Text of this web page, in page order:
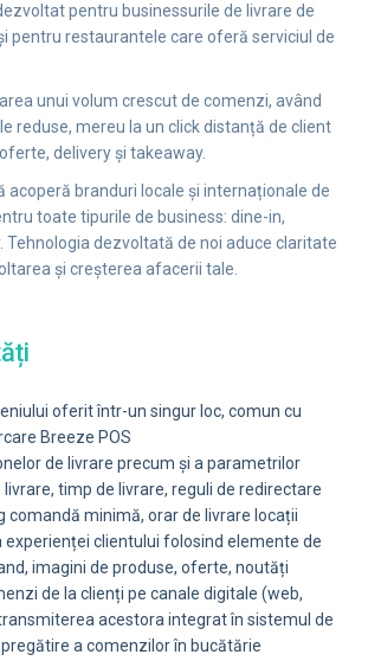
pentru businessurile de livrare de
pentru restaurantele care oferă serviciul de
unui volum crescut de comenzi, având
reduse, mereu la un click distanță de client
delivery și takeaway.
acoperă branduri locale și internaționale de
toate tipurile de business: dine-in,
Tehnologia dezvoltată de noi aduce claritate
și creșterea afacerii tale.
oferit într-un singur loc, comun cu
Breeze POS
de livrare precum și a parametrilor
livrare, timp de livrare, reguli de redirectare
comandă minimă, orar de livrare locații
experienței clientului folosind elemente de
imagini de produse, oferte, noutăți
de la clienți pe canale digitale (web,
acestora integrat în sistemul de
a comenzilor în bucătărie